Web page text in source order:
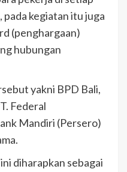
kegiatan itu juga
(penghargaan)
hubungan
yakni BPD Bali,
Federal
Mandiri (Persero)
diharapkan sebagai